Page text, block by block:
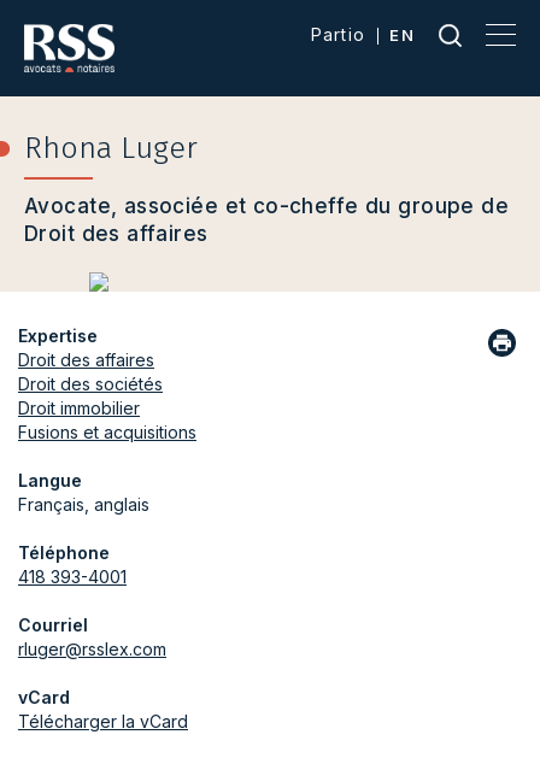
Partio EN
Rhona Luger
Avocate, associée et co-cheffe du groupe de
Droit des affaires
Expertise
Droit des affaires
Droit des sociétés
Droit immobilier
Fusions et acquisitions
Langue
Français, anglais
Téléphone
418 393-4001
Courriel
rluger@rsslex.com
vCard
Télécharger la vCard